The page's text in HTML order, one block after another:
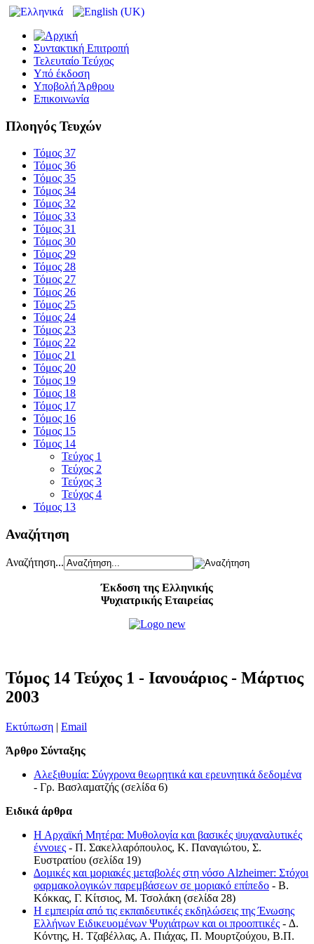
Συντακτική Επιτροπή
Τελευταίο Τεύχος
Υπό έκδοση
Υποβολή Άρθρου
Επικοινωνία
Πλοηγός Τευχών
Τόμος 37
Τόμος 36
Τόμος 35
Τόμος 34
Τόμος 32
Τόμος 33
Τόμος 31
Τόμος 30
Τόμος 29
Τόμος 28
Τόμος 27
Τόμος 26
Τόμος 25
Τόμος 24
Τόμος 23
Τόμος 22
Τόμος 21
Τόμος 20
Τόμος 19
Τόμος 18
Τόμος 17
Τόμος 16
Τόμος 15
Τόμος 14
Τεύχος 1
Τεύχος 2
Τεύχος 3
Τεύχος 4
Τόμος 13
Αναζήτηση
Αναζήτηση...
Έκδοση της Ελληνικής
Ψυχιατρικής Εταιρείας
Τόμος 14 Τεύχος 1 - Ιανουάριος - Μάρτιος
2003
Εκτύπωση | Email
Άρθρο Σύνταξης
Αλεξιθυµία: Σύγχρονα θεωρητικά και ερευνητικά δεδοµένα
- Γρ. Βασλαµατζής (σελίδα 6)
Ειδικά άρθρα
Η Αρχαϊκή Μητέρα: Μυθολογία και βασικές ψυχαναλυτικές
έννοιες - Π. Σακελλαρόπουλος, Κ. Παναγιώτου, Σ.
Ευστρατίου (σελίδα 19)
∆οµικές και µοριακές µεταβολές στη νόσο Alzheimer: Στόχοι
φαρµακολογικών παρεµβάσεων σε µοριακό επίπεδο - Β.
Κόκκας, Γ. Κίτσιος, Μ. Τσολάκη (σελίδα 28)
Η εµπειρία από τις εκπαιδευτικές εκδηλώσεις της Ένωσης
Ελλήνων Ειδικευοµένων Ψυχιάτρων και οι προοπτικές - ∆.
Κόντης, Η. Τζαβέλλας, Α. Πιάχας, Π. Μουρτζούχου, Β.Π.